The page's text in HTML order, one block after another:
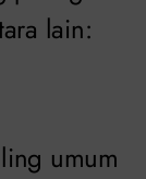
lain:
umum